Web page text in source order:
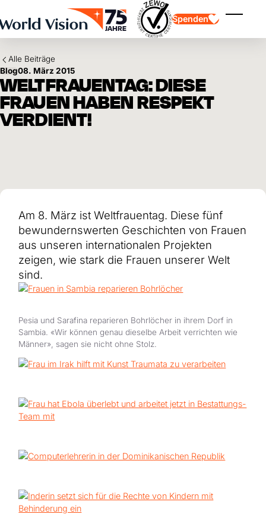
Spenden
Testament und Legat
Philanthropie
Unternehmenskooperationen
Erdbeben Venezuela
Hilfe für Ukraine
Hilfe für Sudan
Hilfe für Afghanistan
Alle Nothilfe-Projekte
Jahresbericht und Finanzen
Afrika
Asien
Lateinamerika
Naher Osten und Europa
Alle Beiträge
Blog08. März 2015
WELTFRAUENTAG: DIESE
FRAUEN HABEN RESPEKT
VERDIENT!
Am 8. März ist Weltfrauentag. Diese fünf
bewundernswerten Geschichten von Frauen
aus unseren internationalen Projekten
zeigen, wie stark die Frauen unserer Welt
sind.
Pesia und Sarafina reparieren Bohrlöcher in ihrem Dorf in
Sambia. «Wir können genau dieselbe Arbeit verrichten wie
Männer», sagen sie nicht ohne Stolz.